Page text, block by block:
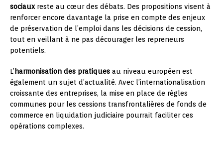
sociauxreste au cœur des débats. Des propositions visent à
renforcer encore davantage la prise en compte des enjeux
de préservation de l’emploi dans les décisions de cession,
tout en veillant à ne pas décourager les repreneurs
potentiels.
L’ harmonisation des pratiques au niveau européen est
également un sujet d’actualité. Avec l’internationalisation
croissante des entreprises, la mise en place de règles
communes pour les cessions transfrontalières de fonds de
commerce en liquidation judiciaire pourrait faciliter ces
opérations complexes.